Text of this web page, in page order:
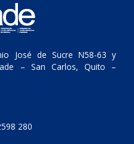
José de Sucre N58-63 y
– San Carlos, Quito –
280